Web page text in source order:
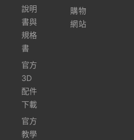
說明
書與
規格
書
官方
3D
配件
下載
官方
教學
購物
網站